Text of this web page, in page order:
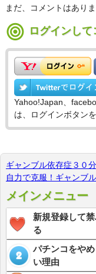
まだ、コメントはありま
ログインし
Yahoo!Japan、
は、ログインボタン
ギャンブル依存症３０
自力で克服！ギャンブ
メインメニュー
新規登録して
る
パチンコをや
い理由